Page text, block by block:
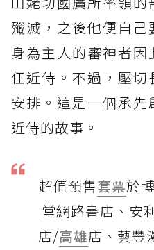
殲滅，之後他便自己
身為主人的審神者
任近侍。不過，壓
安排。這是一個承
近侍的故事。
超值預售套票於
堂網路書店、安
店/高雄店、藝豐